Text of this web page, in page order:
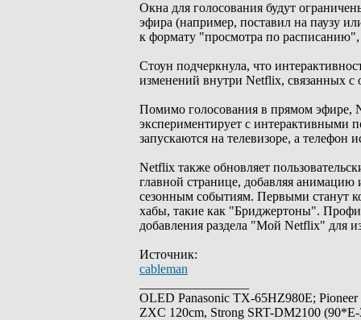
Окна для голосования будут
эфира (например, поставил на паузу
к формату "просмотра по
Стоун подчеркнула, что
изменений внутри Netflix, связанных с
Помимо голосования в прямом эфире,
экспериментирует с интерактивными
запускаются на телевизоре, а телефон
Netflix также обновляет
главной странице, добавляя
сезонным событиям. Первыми станут
хабы, такие как "Бриджертоны".
добавления раздела "Мой Netflix" для
Источник:
cableman
OLED Panasonic TX-65HZ980E;
ZXC 120cm, Strong SRT-DM2100